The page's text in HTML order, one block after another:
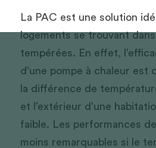
La PAC est une solution
logements se trouvant
tempérées. En effet,
d’une pompe à chaleur est
la différence de
et l’extérieur d’une
faible. Les performances
moins remarquables si le